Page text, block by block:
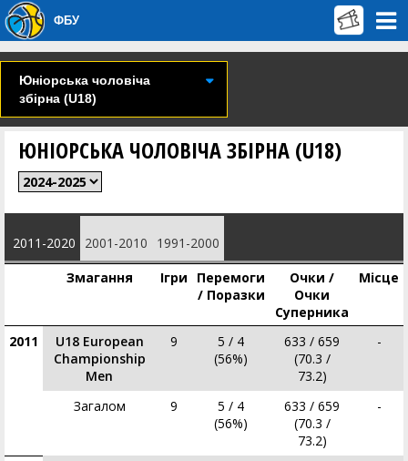
ФБУ
Юніорська чоловіча
збірна (U18)
ЮНІОРСЬКА ЧОЛОВІЧА ЗБІРНА (U18)
2011-2020 2001-2010
1991-2000
Змагання
Ігри
Перемоги
/ Поразки
Очки /
Очки
Суперника
Місце
2011
U18 European
Championship
Men
9
5 / 4
(56%)
633 / 659
(70.3 /
73.2)
-
Загалом 9
5 / 4
(56%)
633 / 659
(70.3 /
73.2)
-